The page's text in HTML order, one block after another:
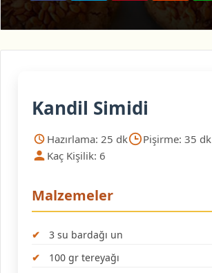
Kandil Simidi
Hazırlama: 25 dk
Pişirme: 35 dk
Kaç Kişilik: 6
Malzemeler
3 su bardağı un
100 gr tereyağı